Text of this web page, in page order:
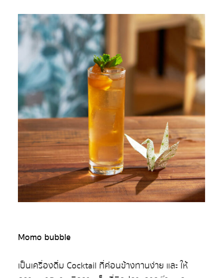
Momo bubble
เป็นเครื่องดื่ม Cocktail ที่ค่อนข้างทานง่าย และ ให้